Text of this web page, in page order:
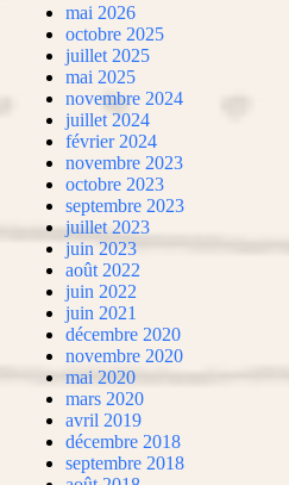
mai 2026
octobre 2025
juillet 2025
mai 2025
novembre 2024
juillet 2024
février 2024
novembre 2023
octobre 2023
septembre 2023
juillet 2023
juin 2023
août 2022
juin 2022
juin 2021
décembre 2020
novembre 2020
mai 2020
mars 2020
avril 2019
décembre 2018
septembre 2018